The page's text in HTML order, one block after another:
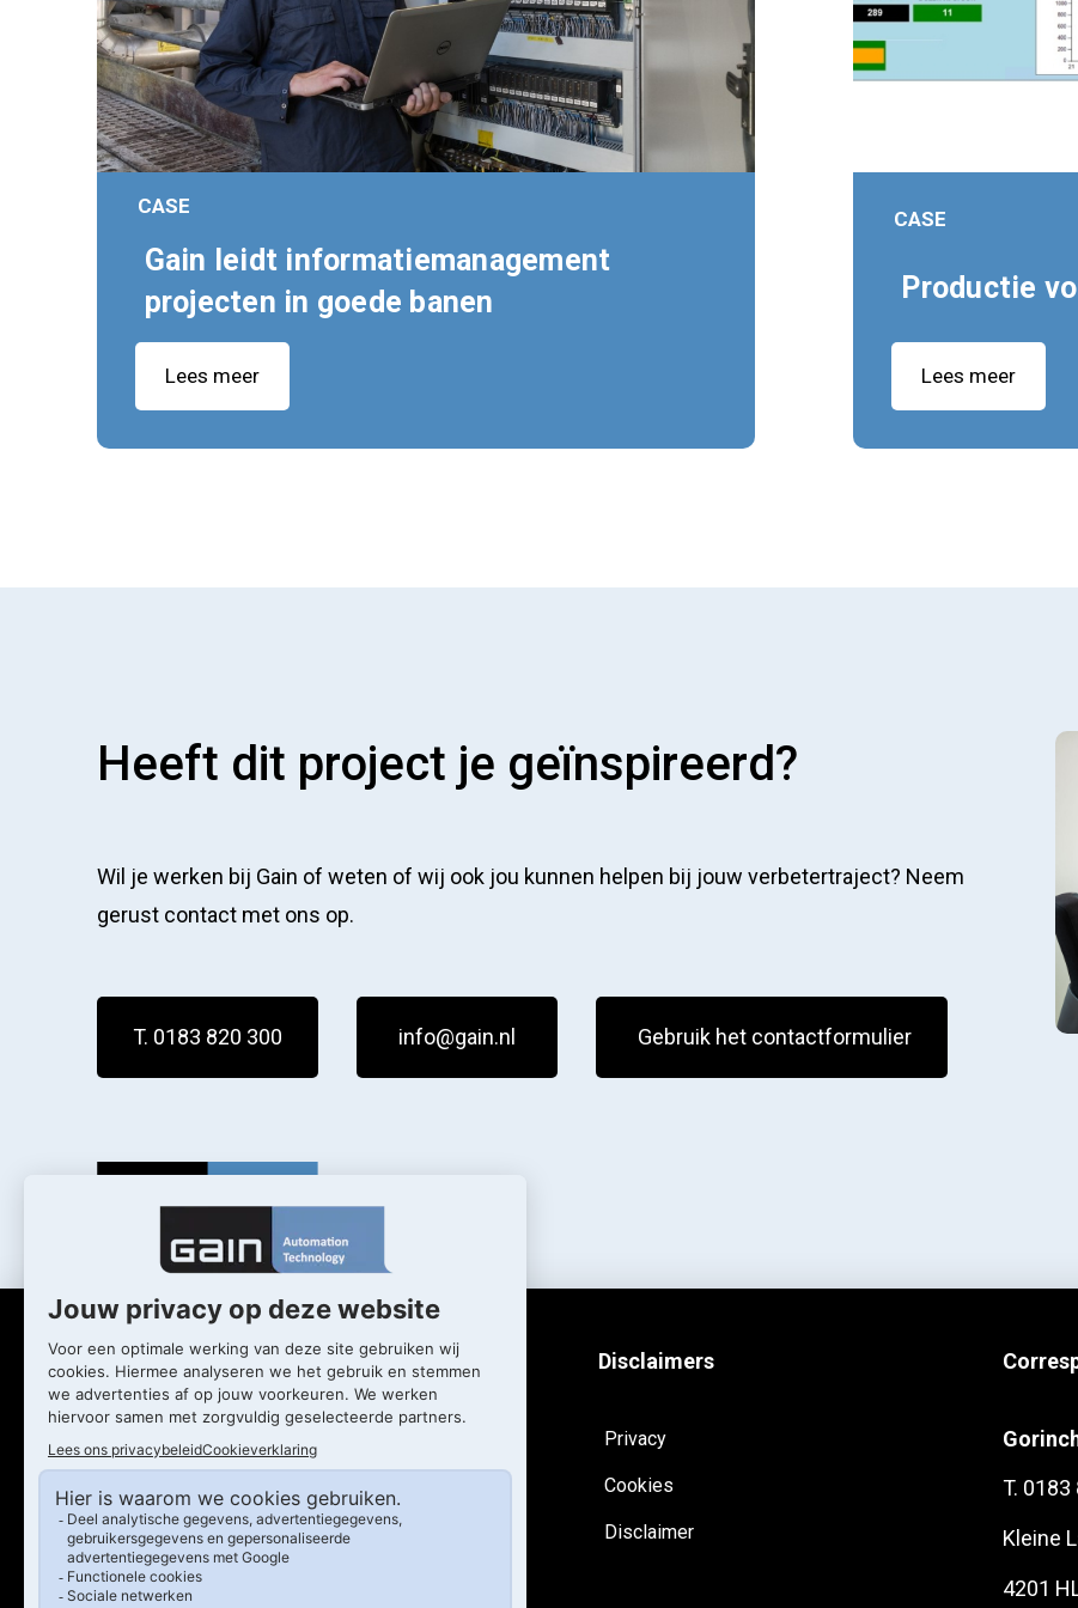
CASE
Gain leidt informatiemanagement
projecten in goede banen
Lees meer
CASE
Productie
Lees meer
Heeft dit project je geïnspireerd?
Wil je werken bij Gain of weten of wij ook jou kunnen helpen bij jouw verbetertraject? Neem
gerust contact met ons op.
T. 0183 820 300 info@gain.nl Gebruik het contactformulier
Wat we doen
Diensten
Oplossingen
Training & opleiding
Wie we zijn
Werken bij
Ons verhaal
Disclaimers
Privacy
Cookies
Disclaimer
T. 0183
Kleine
4201